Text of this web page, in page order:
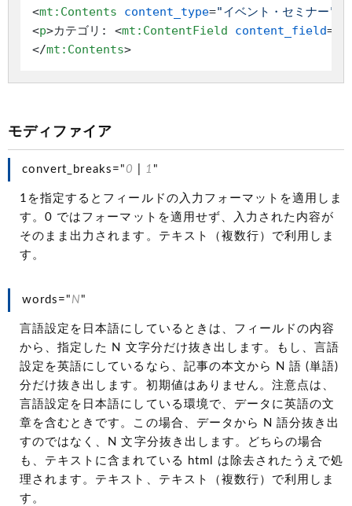
<mt:Contents content_type="イベント・セミナー"
<p>カテゴリ: <mt:ContentField content_field=
</mt:Contents>
モディファイア
convert_breaks="0 1 "
1を指定するとフィールドの入力フォーマットを適用しま
す。0 ではフォーマットを適用せず、入力された内容が
そのまま出力されます。テキスト（複数行）で利用しま
す。
words=" N "
言語設定を日本語にしているときは、フィールドの内容
から、指定した N 文字分だけ抜き出します。もし、言語
設定を英語にしているなら、記事の本文から N 語 (単語)
分だけ抜き出します。初期値はありません。注意点は、
言語設定を日本語にしている環境で、データに英語の文
章を含むときです。この場合、データから N 語分抜き出
すのではなく、N 文字分抜き出します。どちらの場合
も、テキストに含まれている html は除去されたうえで処
理されます。テキスト、テキスト（複数行）で利用しま
す。